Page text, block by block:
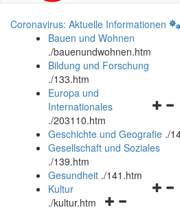
Coronavirus: Aktuelle Informationen
Bauen und Wohnen
./bauenundwohnen.htm
Bildung und Forschung
./133.htm
und
Europa und
Internationales
./203110.htm
Geschichte und Geografie ./
Gesellschaft und Soziales
./139.htm
Gesundheit ./141.htm
Navigationsmenü
Kultur
./kultur.htm